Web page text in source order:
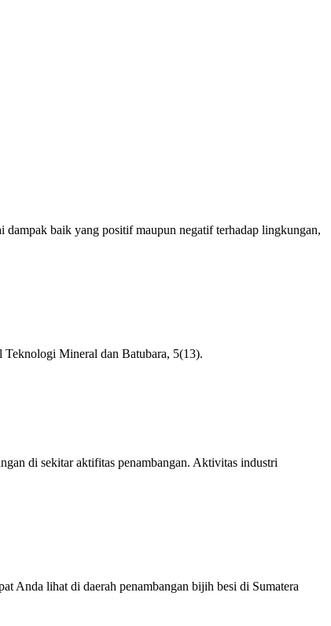
dampak baik yang positif maupun negatif terhadap lingkungan,
Teknologi Mineral dan Batubara, 5(13).
di sekitar aktifitas penambangan. Aktivitas industri
Anda lihat di daerah penambangan bijih besi di Sumatera